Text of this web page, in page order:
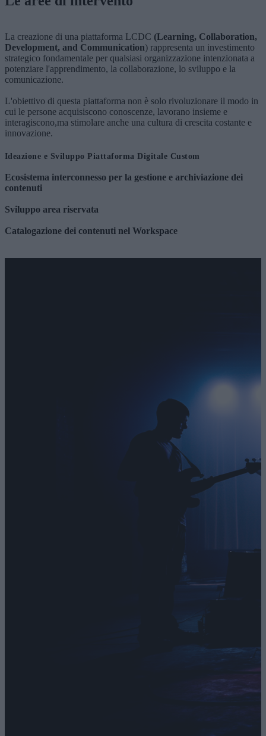
La creazione di una piattaforma LCDC (Learning, Collaboration,
Development, and Communication) rappresenta un investimento
strategico fondamentale per qualsiasi organizzazione intenzionata a
potenziare l'apprendimento, la collaborazione, lo sviluppo e la
comunicazione.
L'obiettivo di questa piattaforma non è solo rivoluzionare il modo in
cui le persone acquisiscono conoscenze, lavorano insieme e
interagiscono,ma stimolare anche una cultura di crescita costante e
innovazione.
Ideazione e Sviluppo Piattaforma Digitale Custom
Ecosistema interconnesso per la gestione e archiviazione dei
contenuti
Sviluppo area riservata
Catalogazione dei contenuti nel Workspace